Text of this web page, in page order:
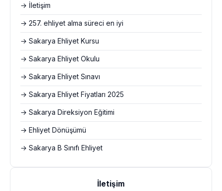
→ İletişim
→ 257. ehliyet alma süreci en iyi
→ Sakarya Ehliyet Kursu
→ Sakarya Ehliyet Okulu
→ Sakarya Ehliyet Sınavı
→ Sakarya Ehliyet Fiyatları 2025
→ Sakarya Direksiyon Eğitimi
→ Ehliyet Dönüşümü
→ Sakarya B Sınıfı Ehliyet
İletişim